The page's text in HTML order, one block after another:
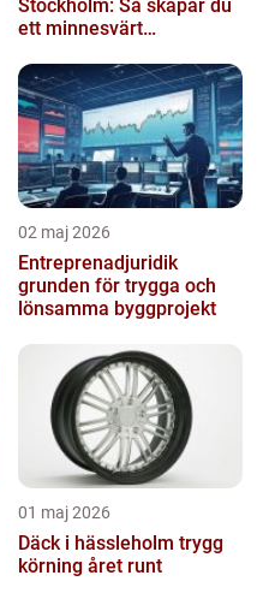
Stockholm: Så skapar du
ett minnesvärt
02 maj 2026
Entreprenadjuridik
grunden för trygga och
lönsamma byggprojekt
01 maj 2026
Däck i hässleholm trygg
körning året runt